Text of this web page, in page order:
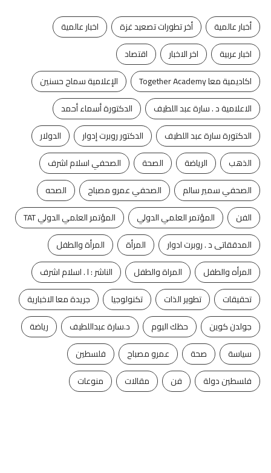
أخبار عالمية أخر تطورات تصعيد غزة
اخبار عالمية
اخبار عربية
اخر الاخبار
اقتصاد
اكاديمية معا Together Academy
الإعلامية سماح حسنين
الاعلامية د . سارة عبد اللطيف
الدكتورة أسماء أحمد
الدكتورة سارة عبد اللطيف
الدكتور روبرت إدوار
الدولار
الذهب
الرياضة الصحة
الصحفي اسلام اشرف
الصحفي سمير سالم
الصحفي عمرو مصباح
الصحه
الفن
المؤتمر العلمي الدولي
المؤتمر العلمي الدولي TAT
المدققاتى د . روبرت ادوار
المرأة
المرأة والطفل
المرأه والطفل
المراة والطفل
الناشر : ا . اسلام اشرف
تحقيقات
تطوير الذات تكنولوجيا
جريدة معا الاخبارية
جولدن كوين
حظك اليوم د.سارة عبداللطيف
رياضة
سياسة
صحة عمرو مصباح
فلسطين
فلسطين دولة
فن مقالات منوعات